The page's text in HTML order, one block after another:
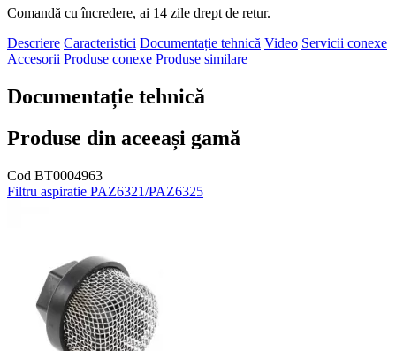
Comandă cu încredere, ai 14 zile drept de retur.
Descriere Caracteristici Documentație tehnică Video Servicii conexe
Accesorii Produse conexe Produse similare
Documentație tehnică
Produse din aceeași gamă
Cod BT0004963
Filtru aspiratie PAZ6321/PAZ6325